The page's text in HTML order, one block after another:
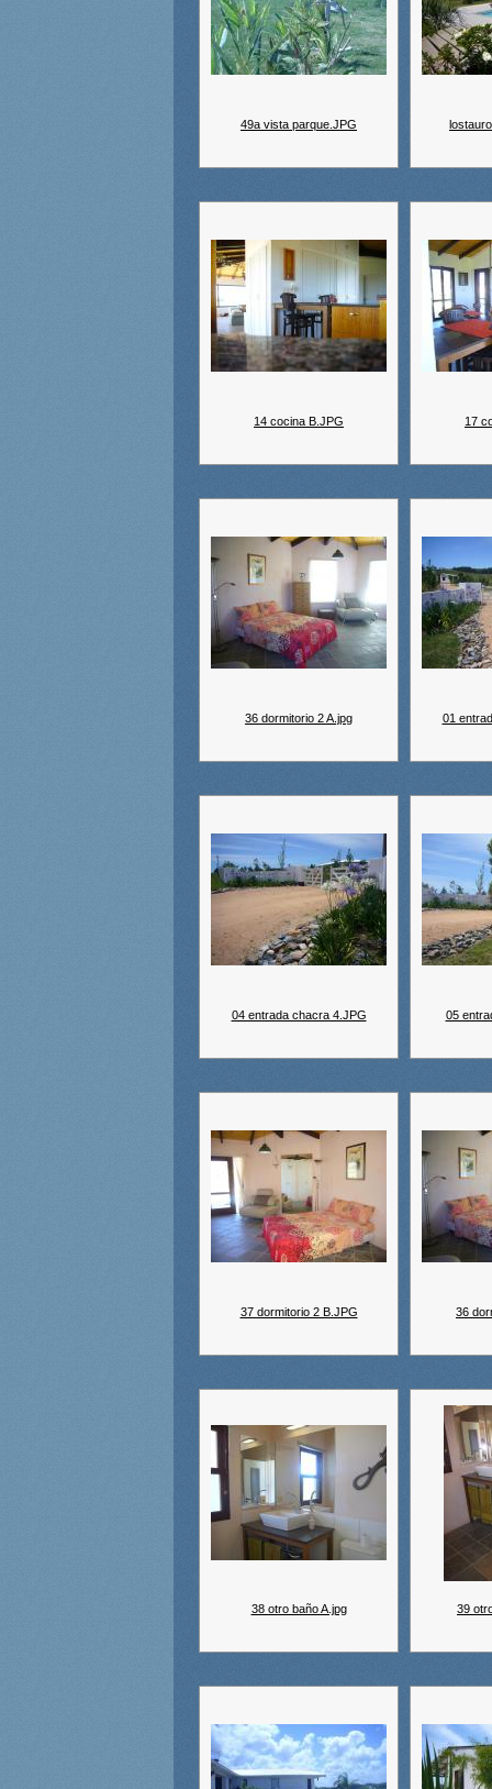
49a vista parque.JPG
14 cocina B.JPG 17
36 dormitorio 2 A.jpg 01
04 entrada chacra 4.JPG 05
37 dormitorio 2 B.JPG 36
38 otro baño A.jpg 39